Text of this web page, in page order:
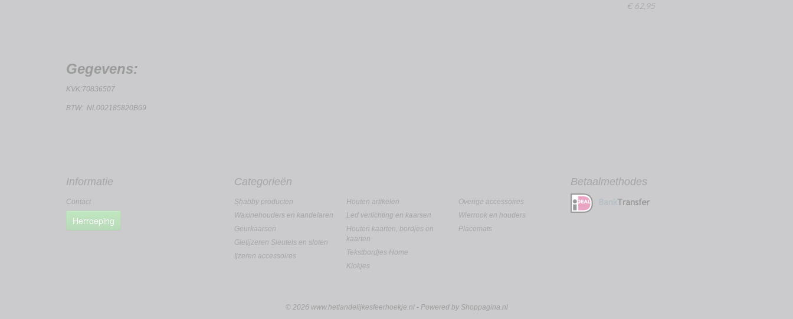
€ 62,95
Gegevens:
KVK:70836507
BTW: NL002185820B69
Informatie
Contact
Herroeping
Categorieën
Shabby producten
Waxinehouders en kandelaren
Geurkaarsen
Gietijzeren Sleutels en sloten
Ijzeren accessoires
Houten artikelen
Led verlichting en kaarsen
Houten kaarten, bordjes en
kaarten
Tekstbordjes Home
Klokjes
Overige accessoires
Wierrook en houders
Placemats
Betaalmethodes
© 2026 www.hetlandelijkesfeerhoekje.nl - Powered by Shoppagina.nl